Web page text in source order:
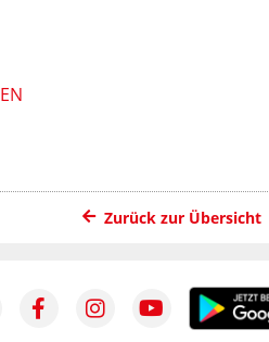
Zurück zur Übersicht